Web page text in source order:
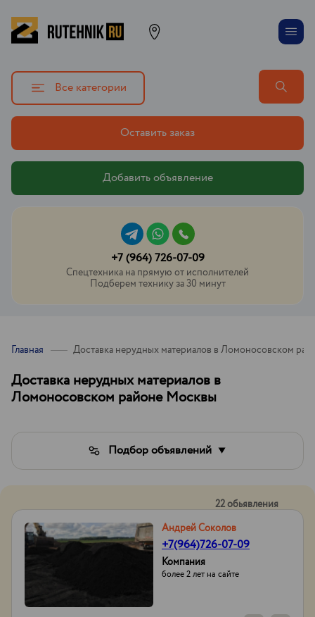
Все категории
Оставить заказ
Добавить объявление
+7 (964) 726-07-09
Спецтехника на прямую от исполнителей
Подберем технику за 30 минут
Главная Доставка нерудных материалов в Ломоносовском
Доставка нерудных материалов в
Ломоносовском районе Москвы
Подбор объявлений
22 обьявления
Андрей Соколов
+7(964)726-07-09
Компания
более 2 лет на сайте